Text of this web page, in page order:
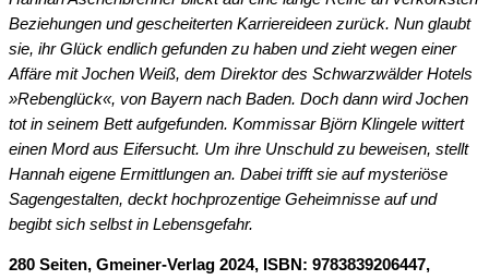
Beziehungen und gescheiterten Karriereideen zurück. Nun glaubt
sie, ihr Glück endlich gefunden zu haben und zieht wegen einer
Affäre mit Jochen Weiß, dem Direktor des Schwarzwälder Hotels
»Rebenglück«, von Bayern nach Baden. Doch dann wird Jochen
tot in seinem Bett aufgefunden. Kommissar Björn Klingele wittert
einen Mord aus Eifersucht. Um ihre Unschuld zu beweisen, stellt
Hannah eigene Ermittlungen an. Dabei trifft sie auf mysteriöse
Sagengestalten, deckt hochprozentige Geheimnisse auf und
begibt sich selbst in Lebensgefahr.
280 Seiten, Gmeiner-Verlag 2024, ISBN: 9783839206447,